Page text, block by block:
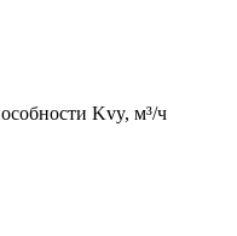
Kvy, м³/ч